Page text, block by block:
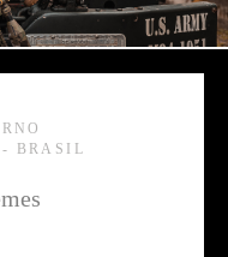
BRASIL